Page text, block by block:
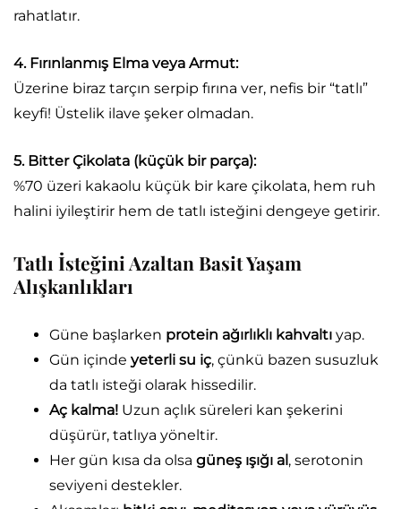
rahatlatır.
4. Fırınlanmış Elma veya Armut:
Üzerine biraz tarçın serpip fırına ver, nefis bir “tatlı”
keyfi! Üstelik ilave şeker olmadan.
5. Bitter Çikolata (küçük bir parça):
%70 üzeri kakaolu küçük bir kare çikolata, hem ruh
halini iyileştirir hem de tatlı isteğini dengeye getirir.
Tatlı İsteğini Azaltan Basit Yaşam
Alışkanlıkları
Güne başlarken protein ağırlıklı kahvaltı yap.
Gün içinde yeterli su iç, çünkü bazen susuzluk
da tatlı isteği olarak hissedilir.
Aç kalma! Uzun açlık süreleri kan şekerini
düşürür, tatlıya yöneltir.
Her gün kısa da olsa güneş ışığı al, serotonin
seviyeni destekler.